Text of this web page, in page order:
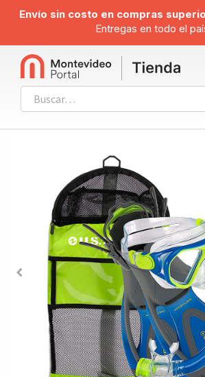
Envío sin costo en compras
Entregas en todo el